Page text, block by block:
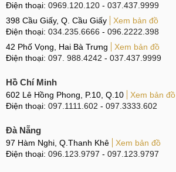
Điện thoại: 0969.120.120 - 037.437.9999
398 Cầu Giấy, Q. Cầu Giấy
Xem bản đồ
Điện thoại: 034.235.6666 - 096.2222.398
42 Phố Vọng, Hai Bà Trưng
Xem bản đồ
Điện thoại: 097. 988.4242 - 037.437.9999
Hồ Chí Minh
602 Lê Hồng Phong, P.10, Q.10
Xem bản đồ
Điện thoại: 097.1111.602 - 097.3333.602
Đà Nẵng
97 Hàm Nghi, Q.Thanh Khê
Xem bản đồ
Điện thoại: 096.123.9797 - 097.123.9797